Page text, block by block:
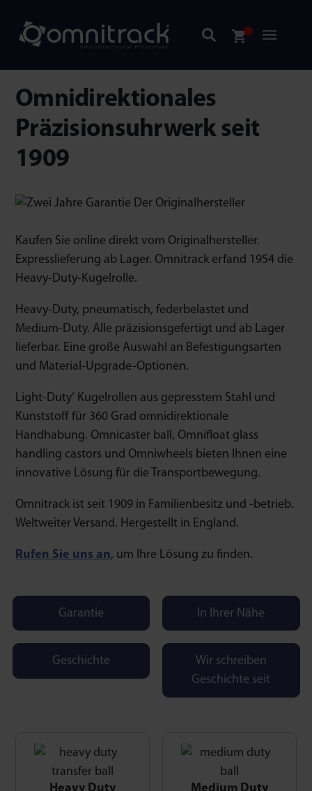
Omnidirektionales
Präzisionsuhrwerk seit
1909
Kaufen Sie online direkt vom Originalhersteller.
Expresslieferung ab Lager. Omnitrack erfand 1954 die
Heavy-Duty-Kugelrolle.
Heavy-Duty, pneumatisch, federbelastet und
Medium-Duty. Alle präzisionsgefertigt und ab Lager
lieferbar. Eine große Auswahl an Befestigungsarten
und Material-Upgrade-Optionen.
Light-Duty‘ Kugelrollen aus gepresstem Stahl und
Kunststoff für 360 Grad omnidirektionale
Handhabung. Omnicaster ball, Omnifloat glass
handling castors und Omniwheels bieten Ihnen eine
innovative Lösung für die Transportbewegung.
Omnitrack ist seit 1909 in Familienbesitz und -betrieb.
Weltweiter Versand. Hergestellt in England.
Rufen Sie uns an, um Ihre Lösung zu finden.
Garantie In Ihrer Nähe
Geschichte
Wir schreiben
Geschichte seit